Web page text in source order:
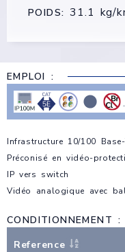
POIDS: 31.1 kg/
EMPLOI :
Infrastructure 10/100
Préconisé en vidéo-
IP vers switch
Vidéo analogique avec
CONDITIONNEMENT :
Reference